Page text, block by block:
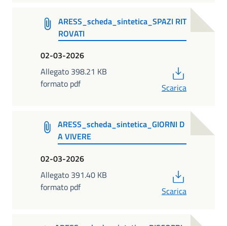
ARESS_scheda_sintetica_SPAZI RIT
ROVATI
02-03-2026
Allegato 398.21 KB
formato pdf
Scarica
ARESS_scheda_sintetica_GIORNI D
A VIVERE
02-03-2026
Allegato 391.40 KB
formato pdf
Scarica